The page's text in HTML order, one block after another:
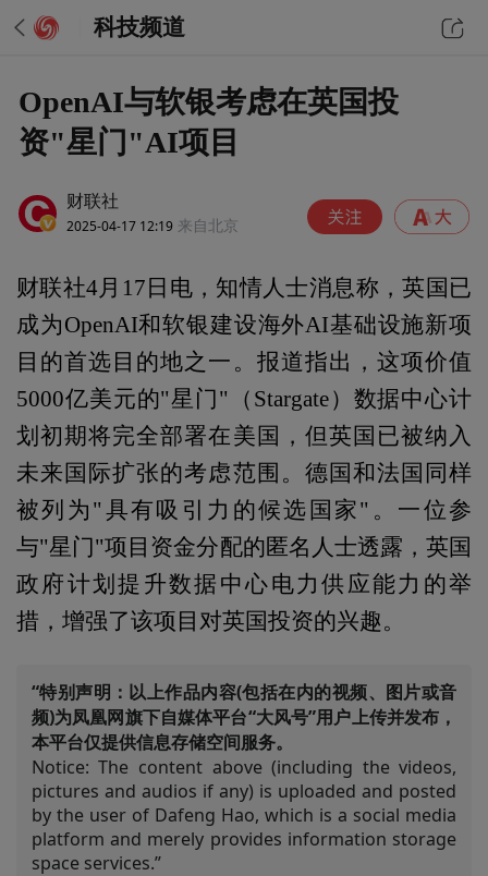
科技频道
OpenAI与软银考虑在英国投
资"星门"AI项目
财联社
2025-04-17 12:19 来自北京
财联社4月17日电，知情人士消息称，英国已
成为OpenAI和软银建设海外AI基础设施新项
目的首选目的地之一。报道指出，这项价值
5000亿美元的"星门"（Stargate）数据中心计
划初期将完全部署在美国，但英国已被纳入
未来国际扩张的考虑范围。德国和法国同样
被列为"具有吸引力的候选国家"。一位参
与"星门"项目资金分配的匿名人士透露，英国
政府计划提升数据中心电力供应能力的举
措，增强了该项目对英国投资的兴趣。
“特别声明：以上作品内容(包括在内的视频、图片或音
频)为凤凰网旗下自媒体平台“大风号”用户上传并发布，
本平台仅提供信息存储空间服务。
Notice: The content above (including the videos,
pictures and audios if any) is uploaded and posted
by the user of Dafeng Hao, which is a social media
platform and merely provides information storage
space services.”